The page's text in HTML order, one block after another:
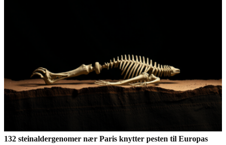
132 steinaldergenomer nær Paris knytter pesten til Europas